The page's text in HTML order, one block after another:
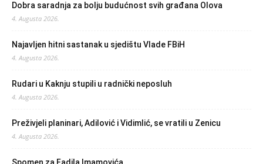
Dobra saradnja za bolju budućnost svih građana Olova
4. Augusta 2026.
Najavljen hitni sastanak u sjedištu Vlade FBiH
4. Augusta 2026.
Rudari u Kaknju stupili u radnički neposluh
4. Augusta 2026.
Preživjeli planinari, Adilović i Vidimlić, se vratili u Zenicu
4. Augusta 2026.